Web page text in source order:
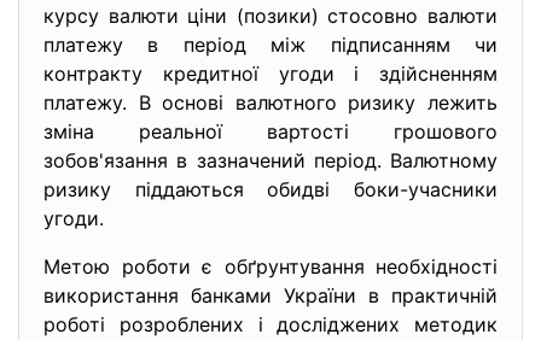
курсу валюти ціни (позики) стосовно валюти
платежу в період між підписанням чи
контракту кредитної угоди і здійсненням
платежу. В основі валютного ризику лежить
зміна реальної вартості грошового
зобов'язання в зазначений період. Валютному
ризику піддаються обидві боки-учасники
угоди.
Метою роботи є обґрунтування необхідності
використання банками України в практичній
роботі розроблених і досліджених методик